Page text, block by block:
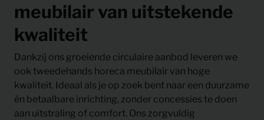
meubilair van uitstekende
kwaliteit
Dankzij ons groeiende circulaire aanbod leveren we
ook tweedehands horeca meubilair van hoge
kwaliteit. Ideaal als je op zoek bent naar een duurzame
én betaalbare inrichting, zonder concessies te doen
aan uitstraling of comfort. Ons zorgvuldig